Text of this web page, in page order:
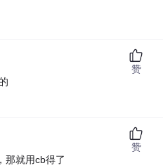
赞
那就用cb得了
赞